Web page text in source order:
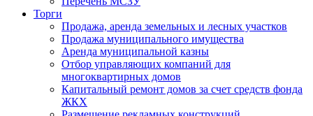
Торги
Продажа, аренда земельных и лесных участков
Продажа муниципального имущества
Аренда муниципальной казны
Отбор управляющих компаний для
многоквартирных домов
Капитальный ремонт домов за счет средств фонда
ЖКХ